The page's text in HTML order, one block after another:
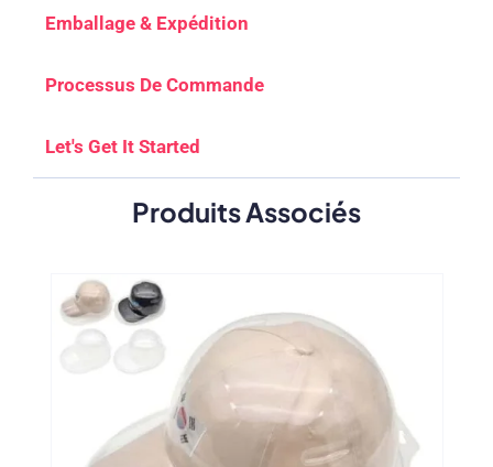
Emballage & Expédition
Processus De Commande
Let's Get It Started
Produits Associés